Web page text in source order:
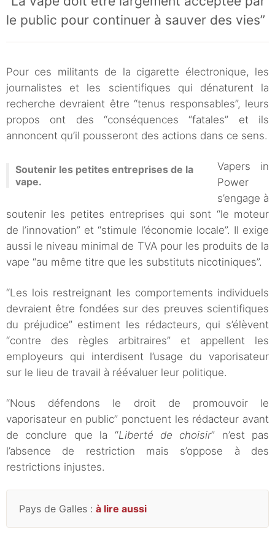
le public pour continuer à sauver des vies”
Pour ces militants de la cigarette électronique, les
journalistes et les scientifiques qui dénaturent la
recherche devraient être “tenus responsables”, leurs
propos ont des “conséquences “fatales” et ils
annoncent qu’il pousseront des actions dans ce sens.
Soutenir les petites entreprises de la
vape.
Vapers in
Power
s’engage à
soutenir les petites entreprises qui sont “le moteur
de l’innovation” et “stimule l’économie locale”. Il exige
aussi le niveau minimal de TVA pour les produits de la
vape “au même titre que les substituts nicotiniques”.
“Les lois restreignant les comportements individuels
devraient être fondées sur des preuves scientifiques
du préjudice” estiment les rédacteurs, qui s’élèvent
“contre des règles arbitraires” et appellent les
employeurs qui interdisent l’usage du vaporisateur
sur le lieu de travail à réévaluer leur politique.
“Nous défendons le droit de promouvoir le
vaporisateur en public” ponctuent les rédacteur avant
de conclure que la “Liberté de choisir” n’est pas
l’absence de restriction mais s’oppose à des
restrictions injustes.
Pays de Galles : à lire aussi